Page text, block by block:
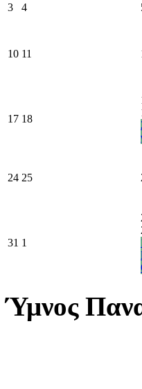
3 4
10 11
17 18
24 25
31 1
Ύμνος